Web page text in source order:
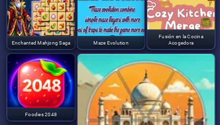
Enchanted Mahjong Saga Maze Evolution
Fusión en la Cocina
Acogedora
Foodies 2048